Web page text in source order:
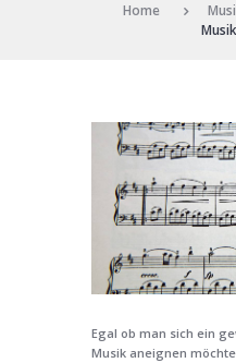
Home
Egal ob man sich ein
Musik aneignen